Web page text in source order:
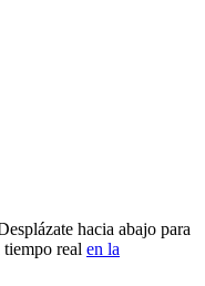
hacia abajo para
real en la